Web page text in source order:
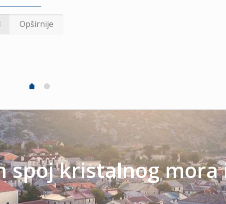
Opširnije
spoj kristalnog